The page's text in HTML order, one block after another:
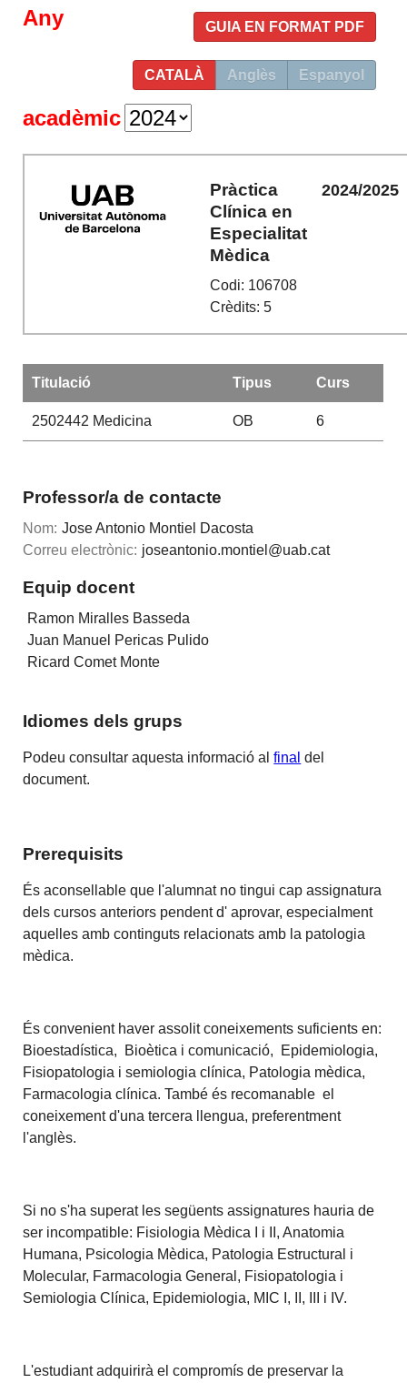
GUIA EN FORMAT PDF
CATALÀ Anglès Espanyol
Any
acadèmic
Pràctica
Clínica en
Especialitat
Mèdica
Codi: 106708
Crèdits: 5
2024/2025
Titulació Tipus Curs
2502442 Medicina OB 6
Professor/a de contacte
Nom: Jose Antonio Montiel Dacosta
Correu electrònic: joseantonio.montiel@uab.cat
Equip docent
Ramon Miralles Basseda
Juan Manuel Pericas Pulido
Ricard Comet Monte
Idiomes dels grups
Podeu consultar aquesta informació alfinal del
document.
Prerequisits
És aconsellable que l'alumnat no tingui cap assignatura
dels cursos anteriors pendent d' aprovar, especialment
aquelles amb continguts relacionats amb la patologia
mèdica.
És convenient haver assolit coneixements suficients en:
Bioestadística, Bioètica i comunicació, Epidemiologia,
Fisiopatologia i semiologia clínica, Patologia mèdica,
Farmacologia clínica. També és recomanable el
coneixement d'una tercera llengua, preferentment
l'anglès.
Si no s'ha superat les següents assignatures hauria de
ser incompatible: Fisiologia Mèdica I i II, Anatomia
Humana, Psicologia Mèdica, Patologia Estructural i
Molecular, Farmacologia General, Fisiopatologia i
Semiologia Clínica, Epidemiologia, MIC I, II, III i IV.
L'estudiant adquirirà el compromís de preservar la